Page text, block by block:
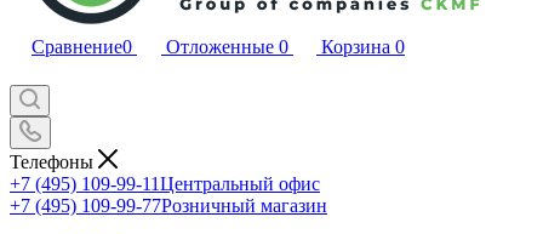
Сравнение0 Отложенные 0 Корзина 0
Телефоны
+7 (495) 109-99-11Центральный офис
+7 (495) 109-99-77Розничный магазин